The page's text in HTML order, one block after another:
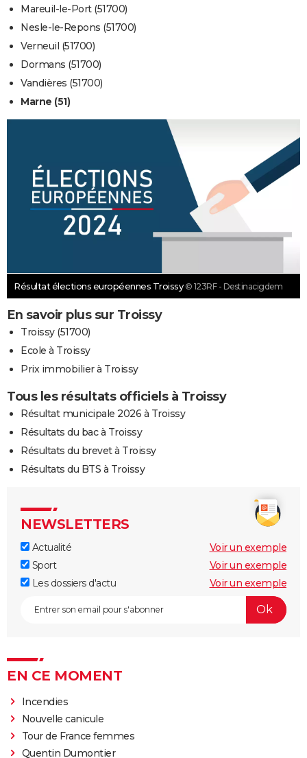
Mareuil-le-Port (51700)
Nesle-le-Repons (51700)
Verneuil (51700)
Dormans (51700)
Vandières (51700)
Marne (51)
Résultat élections européennes Troissy © 123RF - Destinacigdem
En savoir plus sur Troissy
Troissy (51700)
Ecole à Troissy
Prix immobilier à Troissy
Tous les résultats officiels à Troissy
Résultat municipale 2026 à Troissy
Résultats du bac à Troissy
Résultats du brevet à Troissy
Résultats du BTS à Troissy
NEWSLETTERS
Actualité
Voir un exemple
Sport
Voir un exemple
Les dossiers d'actu
Voir un exemple
EN CE MOMENT
Incendies
Nouvelle canicule
Tour de France femmes
Quentin Dumontier